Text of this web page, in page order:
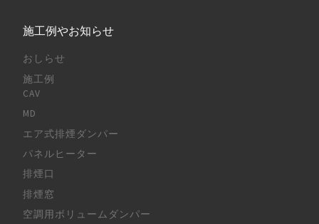
施工例やお知らせ
おしらせ
施工例
CAV
MD
エア式排煙ダンパー
パネルヒーター
排煙口
排煙窓
空調用ボリュームダンパー